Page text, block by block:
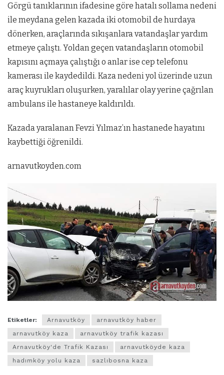
Görgü tanıklarının ifadesine göre hatalı sollama nedeni
ile meydana gelen kazada iki otomobil de hurdaya
dönerken, araçlarında sıkışanlara vatandaşlar yardım
etmeye çalıştı. Yoldan geçen vatandaşların otomobil
kapısını açmaya çalıştığı o anlar ise cep telefonu
kamerası ile kaydedildi. Kaza nedeni yol üzerinde uzun
araç kuyrukları oluşurken, yaralılar olay yerine çağrılan
ambulans ile hastaneye kaldırıldı.
Kazada yaralanan Fevzi Yılmaz’ın hastanede hayatını
kaybettiği öğrenildi.
arnavutkoyden.com
Etiketler: Arnavutköy
arnavutköy haber
arnavutköy kaza
arnavutköy trafik kazası
Arnavutköy'de Trafik Kazası
arnavutköyde kaza
hadımköy yolu kaza
sazlıbosna kaza